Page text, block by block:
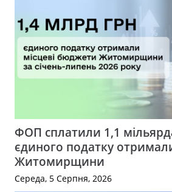
ФОП сплатили 1,1
єдиного податку
Житомирщини
Середа, 5 Серпня, 2026